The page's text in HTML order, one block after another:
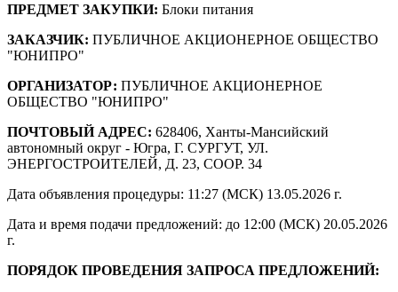
ПРЕДМЕТ ЗАКУПКИ: Блоки питания
ЗАКАЗЧИК: ПУБЛИЧНОЕ АКЦИОНЕРНОЕ ОБЩЕСТВО
"ЮНИПРО"
ОРГАНИЗАТОР: ПУБЛИЧНОЕ АКЦИОНЕРНОЕ
ОБЩЕСТВО "ЮНИПРО"
ПОЧТОВЫЙ АДРЕС: 628406, Ханты-Мансийский
автономный округ - Югра, Г. СУРГУТ, УЛ.
ЭНЕРГОСТРОИТЕЛЕЙ, Д. 23, СООР. 34
Дата объявления процедуры: 11:27 (МСК) 13.05.2026 г.
Дата и время подачи предложений: до 12:00 (МСК) 20.05.2026
г.
ПОРЯДОК ПРОВЕДЕНИЯ ЗАПРОСА ПРЕДЛОЖЕНИЙ: